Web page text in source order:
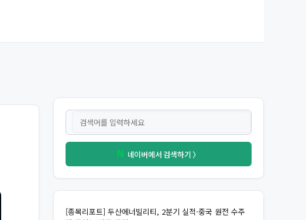
N 네이버에서 검색하기 〉
[종목리포트] 두산에너빌리티, 2분기 실적·중국 원전 수주